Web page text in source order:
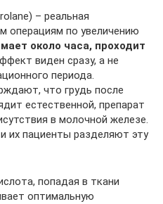
– реальная
операциям по увеличению
около часа, проходит
виден сразу, а не
периода.
что грудь после
естественной, препарат
в молочной железе.
их пациенты разделяют эту
попадая в ткани
оптимальную